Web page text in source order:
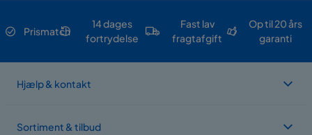
Prismatch
14 dages
fortrydelse
Fast lav
fragtafgift
Op til 20 års
garanti
Hjælp & kontakt
Sortiment & tilbud